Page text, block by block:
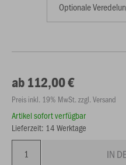
Optionale
ab 112,00 €
Preis inkl. 19% MwSt. zzgl. Versand
Artikel sofort verfügbar
Lieferzeit: 14 Werktage
IN